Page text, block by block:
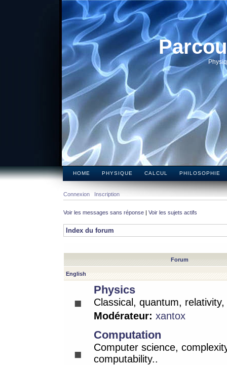
HOME PHYSIQUE CALCUL PHILOSOPHIE
Connexion Inscription
Voir les messages sans réponse | Voir les sujets actifs
Index du forum
Forum
English
Physics
Classical, quantum,
Modérateur: xantox
Computation
Computer science,
computability..